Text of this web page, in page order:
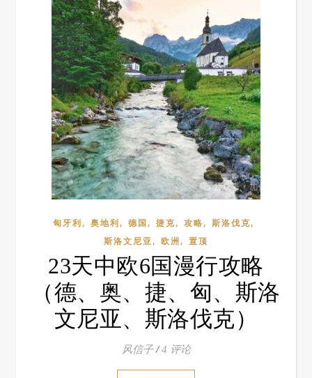
匈牙利, 奥地利, 德国, 捷克, 攻略, 斯洛伐克,
斯洛文尼亚, 欧洲, 置顶
23天中欧6国漫行攻略
（德、奥、捷、匈、斯洛
文尼亚、斯洛伐克）
风信子 / 4 评论